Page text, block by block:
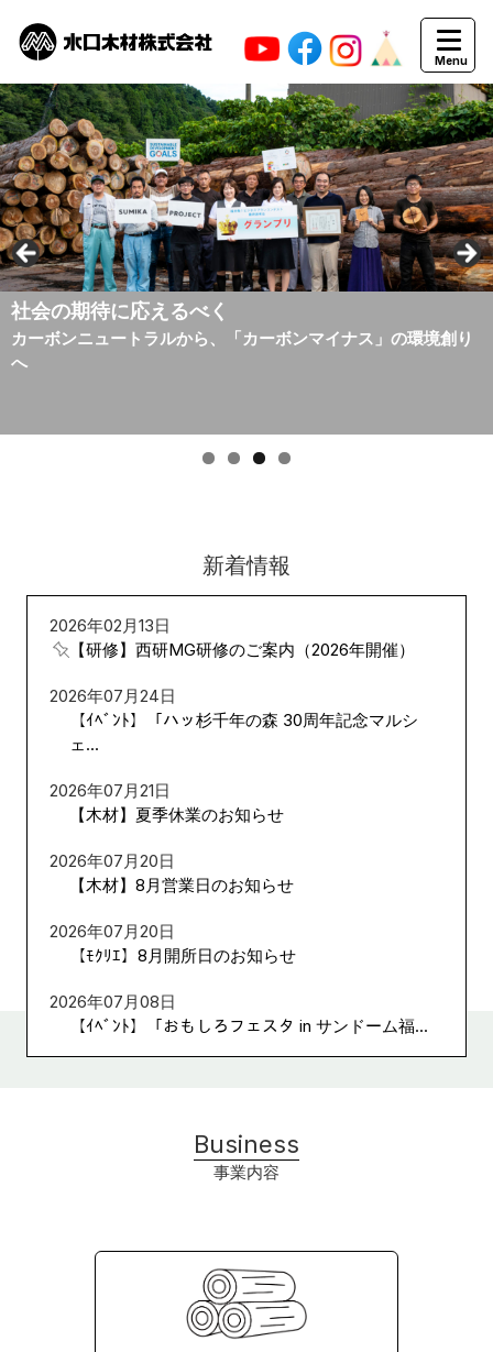
「木匠」としてのプライドを持って
「木材」に想いをふきこむ
わたしたちのものづくりの原点がここにあります。
新着情報
2026年02月13日
【研修】西研MG研修のご案内（2026年開催）
2026年07月24日
【ｲﾍﾞﾝﾄ】「ハッ杉千年の森 30周年記念マルシ
ェ...
2026年07月21日
【木材】夏季休業のお知らせ
2026年07月20日
【木材】8月営業日のお知らせ
2026年07月20日
【ﾓｸﾘｴ】8月開所日のお知らせ
2026年07月08日
【ｲﾍﾞﾝﾄ】「おもしろフェスタ in サンドーム福...
Business
事業内容